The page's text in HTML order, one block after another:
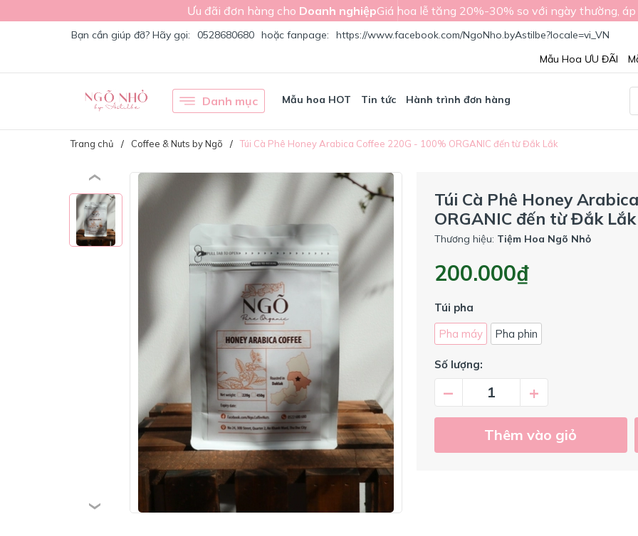
Ưu đãi đơn hàng cho Doanh nghiệpGiá hoa lễ tăng 20%-30% so với ngày thường,
Bạn cần giúp đỡ? Hãy gọi: 0528680680 hoặc fanpage:
https://www.facebook.com/NgoNho.byAstilbe?locale=vi_VN
Mẫu Hoa ƯU ĐÃI
Danh mục Mẫu hoa HOT Tin tức Hành trình đơn hàng
Trang chủ Coffee & Nuts by Ngõ Túi Cà Phê Honey Arabica Coffee 220G - 100% ORGANIC đến từ Đắk Lắk
Túi Cà Phê Honey
ORGANIC đến từ Đắk Lắk
Thương hiệu: Tiệm Hoa Ngõ Nhỏ
200.000₫
Túi pha
Pha máy
Pha phin
Số lượng:
– +
Thêm vào giỏ